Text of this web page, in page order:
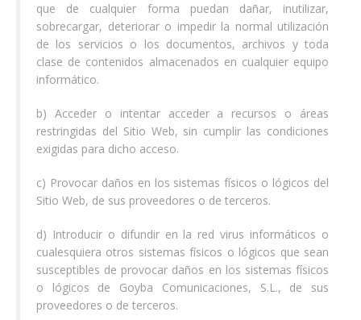
que de cualquier forma puedan dañar, inutilizar,
sobrecargar, deteriorar o impedir la normal utilización
de los servicios o los documentos, archivos y toda
clase de contenidos almacenados en cualquier equipo
informático.
b) Acceder o intentar acceder a recursos o áreas
restringidas del Sitio Web, sin cumplir las condiciones
exigidas para dicho acceso.
c) Provocar daños en los sistemas físicos o lógicos del
Sitio Web, de sus proveedores o de terceros.
d) Introducir o difundir en la red virus informáticos o
cualesquiera otros sistemas físicos o lógicos que sean
susceptibles de provocar daños en los sistemas físicos
o lógicos de Goyba Comunicaciones, S.L., de sus
proveedores o de terceros.